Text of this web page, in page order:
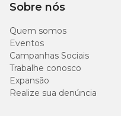
Sobre nós
Quem somos
Eventos
Campanhas Sociais
Trabalhe conosco
Expansão
Realize sua denúncia